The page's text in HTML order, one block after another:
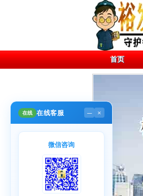
首页
在线 在线客服 ─ ×
微信咨询